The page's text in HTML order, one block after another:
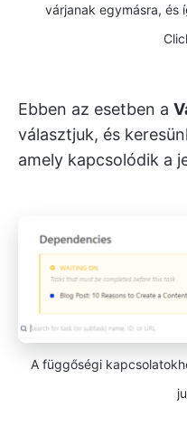
várjanak egymásra, és
Ebben az esetben a
választjuk, és
amely kapcsolódik a
A függőségi